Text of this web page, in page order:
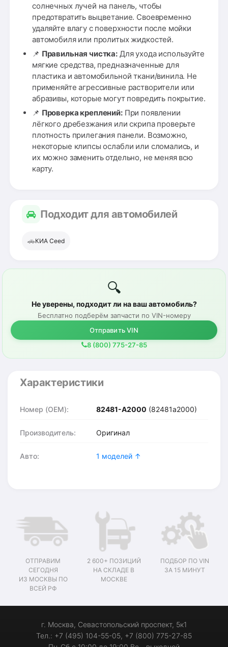
солнечных лучей на панель, чтобы
предотвратить выцветание. Своевременно
удаляйте влагу с поверхности после мойки
автомобиля или пролитых жидкостей.
📌 Правильная чистка: Для ухода используйте
мягкие средства, предназначенные для
пластика и автомобильной ткани/винила. Не
применяйте агрессивные растворители или
абразивы, которые могут повредить покрытие.
📌 Проверка креплений:При появлении
лёгкого дребезжания или скрипа проверьте
плотность прилегания панели. Возможно,
некоторые клипсы ослабли или сломались, и
их можно заменить отдельно, не меняя всю
карту.
Подходит для автомобилей
🚗КИА Ceed
🔍
Не уверены, подходит ли на ваш автомобиль?
Бесплатно подберём запчасти по VIN-номеру
Отправить VIN
8 (800) 775-27-85
Характеристики
Номер (OEM): 82481-A2000 (82481a2000)
Производитель: Оригинал
Авто: 1 моделей ↑
ОТПРАВИМ
СЕГОДНЯ
ИЗ МОСКВЫ ПО
ВСЕЙ РФ
2 600+ ПОЗИЦИЙ
НА СКЛАДЕ В
МОСКВЕ
ПОДБОР ПО VIN
ЗА 15 МИНУТ
г. Москва, Севастопольский проспект, 5к1
Тел.: +7 (495) 104-55-05, +7 (800) 775-27-85